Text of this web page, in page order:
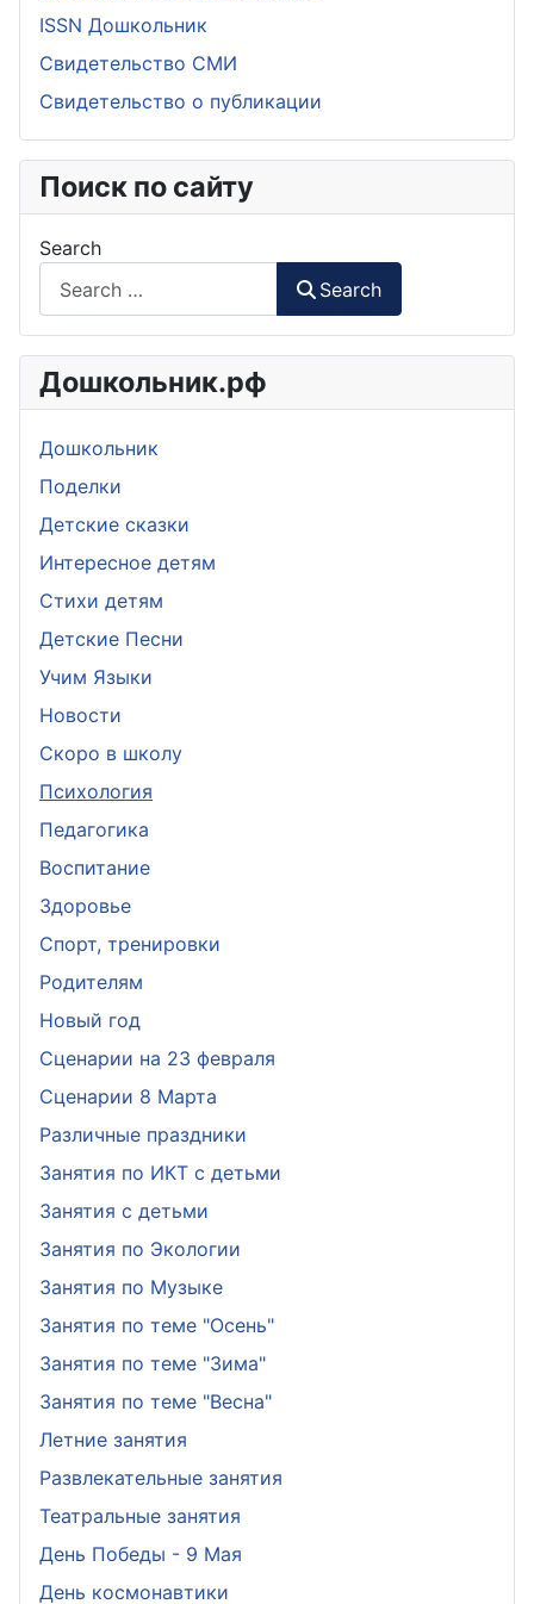
ISSN Дошкольник
Свидетельство СМИ
Свидетельство о публикации
Поиск по сайту
Search
Search
Дошкольник.рф
Дошкольник
Поделки
Детские сказки
Интересное детям
Стихи детям
Детские Песни
Учим Языки
Новости
Скоро в школу
Психология
Педагогика
Воспитание
Здоровье
Спорт, тренировки
Родителям
Новый год
Сценарии на 23 февраля
Сценарии 8 Марта
Различные праздники
Занятия по ИКТ с детьми
Занятия с детьми
Занятия по Экологии
Занятия по Музыке
Занятия по теме "Осень"
Занятия по теме "Зима"
Занятия по теме "Весна"
Летние занятия
Развлекательные занятия
Театральные занятия
День Победы - 9 Мая
День космонавтики